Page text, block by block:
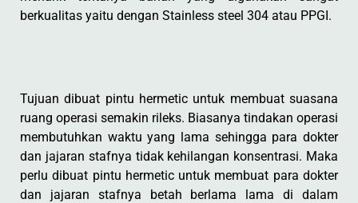
berkualitas yaitu dengan Stainless steel 304 atau PPGI.
Tujuan dibuat pintu hermetic untuk membuat suasana
ruang operasi semakin rileks. Biasanya tindakan operasi
membutuhkan waktu yang lama sehingga para dokter
dan jajaran stafnya tidak kehilangan konsentrasi. Maka
perlu dibuat pintu hermetic untuk membuat para dokter
dan jajaran stafnya betah berlama lama di dalam